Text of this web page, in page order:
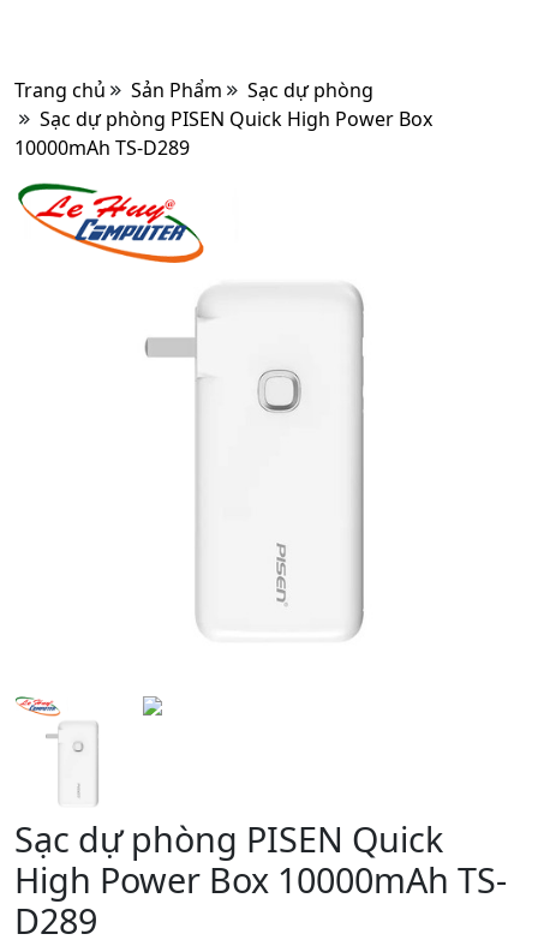
Trang chủ Sản Phẩm
Sạc dự phòng
Sạc dự phòng PISEN Quick High Power Box
10000mAh TS-D289
Sạc dự phòng PISEN Quick
High Power Box 10000mAh TS-
D289